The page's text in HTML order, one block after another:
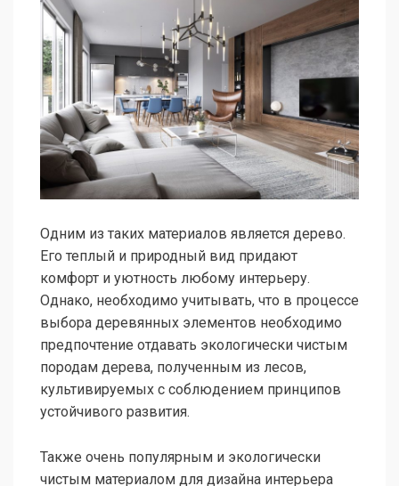
Одним из таких материалов является дерево.
Его теплый и природный вид придают
комфорт и уютность любому интерьеру.
Однако, необходимо учитывать, что в процессе
выбора деревянных элементов необходимо
предпочтение отдавать экологически чистым
породам дерева, полученным из лесов,
культивируемых с соблюдением принципов
устойчивого развития.
Также очень популярным и экологически
чистым материалом для дизайна интерьера